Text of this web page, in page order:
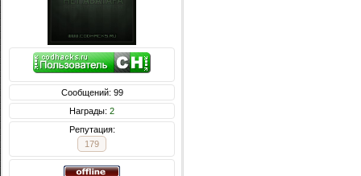
Сообщений: 99
Награды: 2
Репутация:
179